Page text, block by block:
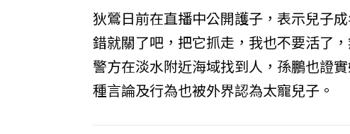
狄鶯日前在直播中公開護子，表示兒子
錯就關了吧，把它抓走，我也不要活了
警方在淡水附近海域找到人，孫鵬也證
種言論及行為也被外界認為太寵兒子。